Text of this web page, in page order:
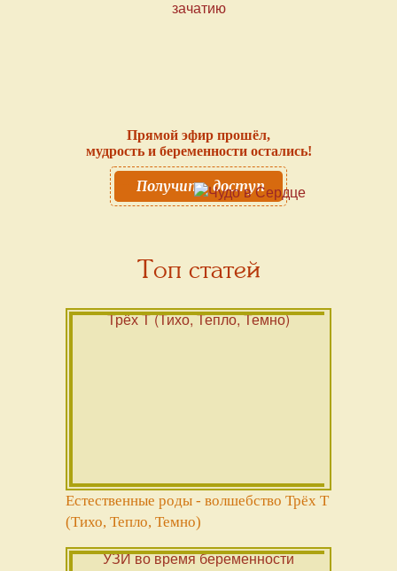
Прямой эфир прошёл,
мудрость и беременности остались!
Получить доступ
Топ статей
Естественные роды - волшебство Трёх Т
(Тихо, Тепло, Темно)